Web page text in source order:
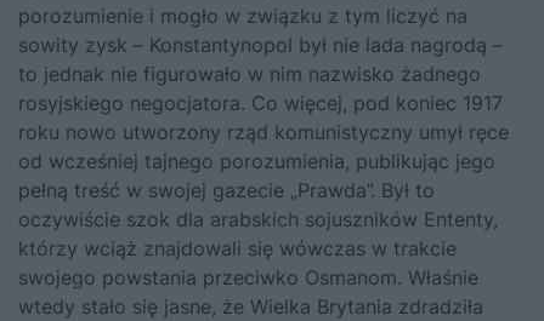
porozumienie i mogło w związ­ku z tym liczyć na
sowity zysk – Konstantynopol był nie lada nagro­dą –
to jednak nie figurowało w nim nazwisko żadnego
rosyjskiego negocjatora. Co więcej, pod koniec 1917
roku nowo utworzony rząd ko­munistyczny umył ręce
od wcześniej tajnego porozumienia, publikując jego
pełną treść w swojej gazecie „Prawda”. Był to
oczywiście szok dla arabskich sojuszników Ententy,
którzy wciąż znajdowali się wówczas w trakcie
swojego powstania przeciwko Osmanom. Właśnie
wtedy stało się jasne, że Wielka Brytania zdradziła